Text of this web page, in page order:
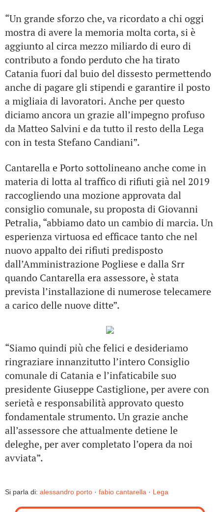
“Un grande sforzo che, va ricordato a chi oggi
mostra di avere la memoria molta corta, si è
aggiunto al circa mezzo miliardo di euro di
contributo a fondo perduto che ha tirato
Catania fuori dal buio del dissesto permettendo
anche di pagare gli stipendi e garantire il posto
a migliaia di lavoratori. Anche per questo
diciamo ancora un grazie all’impegno profuso
da Matteo Salvini e da tutto il resto della Lega
con in testa Stefano Candiani”.
Cantarella e Porto sottolineano anche come in
materia di lotta al traffico di rifiuti già nel 2019
raccogliendo una mozione approvata dal
consiglio comunale, su proposta di Giovanni
Petralia, “abbiamo dato un cambio di marcia. Un
esperienza virtuosa ed efficace tanto che nel
nuovo appalto dei rifiuti predisposto
dall’Amministrazione Pogliese e dalla Srr
quando Cantarella era assessore, è stata
prevista l’installazione di numerose telecamere
a carico delle nuove ditte”.
“Siamo quindi più che felici e desideriamo
ringraziare innanzitutto l’intero Consiglio
comunale di Catania e l’infaticabile suo
presidente Giuseppe Castiglione, per avere con
serietà e responsabilità approvato questo
fondamentale strumento. Un grazie anche
all’assessore che attualmente detiene le
deleghe, per aver completato l’opera da noi
avviata”.
Si parla di: alessandro porto · fabio cantarella · Lega